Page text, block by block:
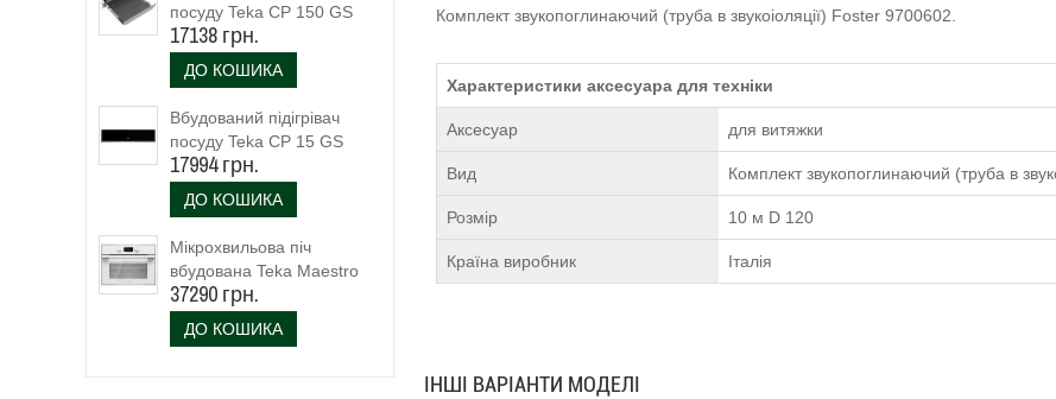
посуду Teka CP 150 GS
(111600003)
17138 грн.
ДО КОШИКА
Вбудований підігрівач
посуду Teka CP 15 GS
(40589920)
17994 грн.
ДО КОШИКА
Мікрохвильова піч
вбудована Teka Maestro
MLC 844 (111160023)
біле скло
37290 грн.
ДО КОШИКА
Комплект звукопоглинаючий (труба в звукоіоляції) Foster 9700602.
Характеристики аксесуара для техніки
Аксесуар для витяжки
Вид Комплект звукопоглинаючий (труба в
Розмір 10 м D 120
Країна виробник Італія
ІНШІ ВАРІАНТИ МОДЕЛІ